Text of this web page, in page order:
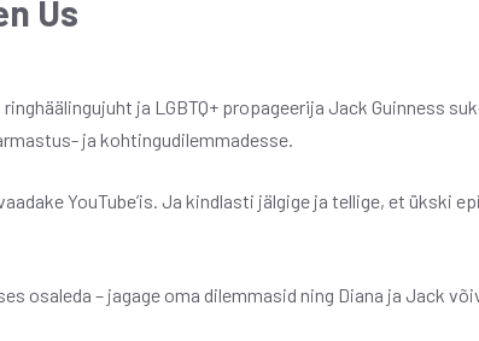
Us
ja LGBTQ+ propageerija Jack Guinness
ja kohtingudilemmadesse.
YouTube’is. Ja kindlasti jälgige ja tellige, et ükski
osaleda – jagage oma dilemmasid ning Diana ja Jack